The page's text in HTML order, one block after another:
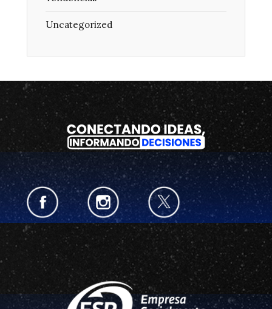
Uncategorized